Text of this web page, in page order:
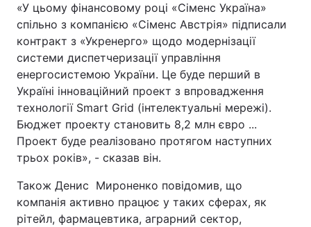
«У цьому фінансовому році «Сіменс Україна»
спільно з компанією «Сіменс Австрія» підписали
контракт з «Укренерго» щодо модернізації
системи диспетчеризації управління
енергосистемою України. Це буде перший в
Україні інноваційний проект з впровадження
технології Smart Grid (інтелектуальні мережі).
Бюджет проекту становить 8,2 млн євро ...
Проект буде реалізовано протягом наступних
трьох років», - сказав він.
Також Денис Мироненко повідомив, що
компанія активно працює у таких сферах, як
рітейл, фармацевтика, аграрний сектор,